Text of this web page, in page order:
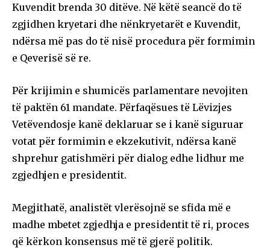
Kuvendit brenda 30 ditëve. Në këtë seancë do të
zgjidhen kryetari dhe nënkryetarët e Kuvendit,
ndërsa më pas do të nisë procedura për formimin
e Qeverisë së re.
Për krijimin e shumicës parlamentare nevojiten
të paktën 61 mandate. Përfaqësues të Lëvizjes
Vetëvendosje kanë deklaruar se i kanë siguruar
votat për formimin e ekzekutivit, ndërsa kanë
shprehur gatishmëri për dialog edhe lidhur me
zgjedhjen e presidentit.
Megjithatë, analistët vlerësojnë se sfida më e
madhe mbetet zgjedhja e presidentit të ri, proces
që kërkon konsensus më të gjerë politik.